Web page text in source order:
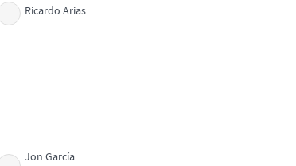
Ricardo Arias
Jon García